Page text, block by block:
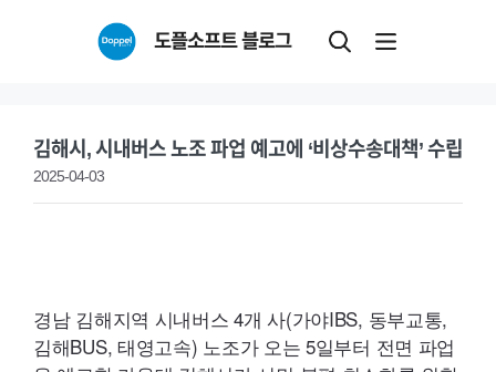
도플소프트 블로그
김해시, 시내버스 노조 파업 예고에 ‘비상수송대책’ 수립
2025-04-03
경남 김해지역 시내버스 4개 사(가야IBS, 동부교통,
김해BUS, 태영고속) 노조가 오는 5일부터 전면 파업